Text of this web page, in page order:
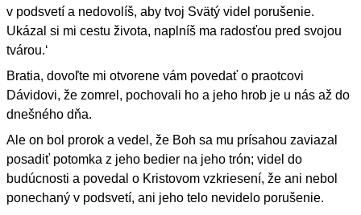
v podsvetí a nedovolíš, aby tvoj Svätý videl porušenie.
Ukázal si mi cestu života, naplníš ma radosťou pred svojou
tvárou.‘
Bratia, dovoľte mi otvorene vám povedať o praotcovi
Dávidovi, že zomrel, pochovali ho a jeho hrob je u nás až do
dnešného dňa.
Ale on bol prorok a vedel, že Boh sa mu prísahou zaviazal
posadiť potomka z jeho bedier na jeho trón; videl do
budúcnosti a povedal o Kristovom vzkriesení, že ani nebol
ponechaný v podsvetí, ani jeho telo nevidelo porušenie.